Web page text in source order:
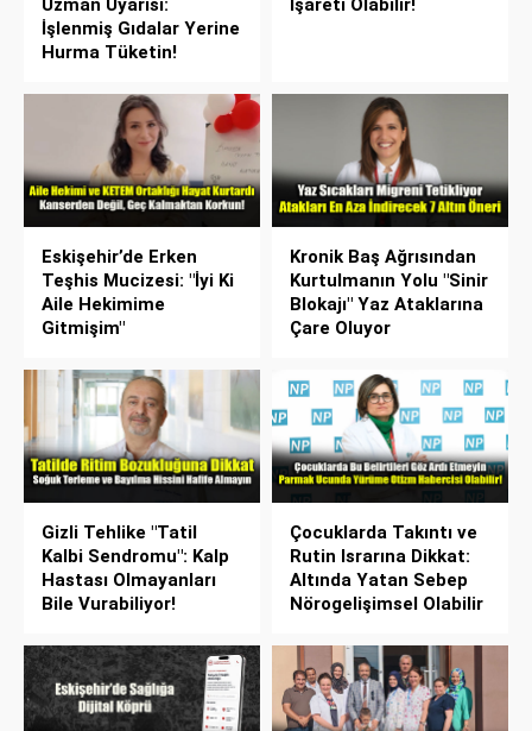
Uzman Uyarısı:
İşlenmiş Gıdalar Yerine
Hurma Tüketin!
İşareti Olabilir!
Eskişehir’de Erken
Teşhis Mucizesi: "İyi Ki
Aile Hekimime
Gitmişim"
Kronik Baş Ağrısından
Kurtulmanın Yolu "Sinir
Blokajı" Yaz Ataklarına
Çare Oluyor
Gizli Tehlike "Tatil
Kalbi Sendromu": Kalp
Hastası Olmayanları
Bile Vurabiliyor!
Çocuklarda Takıntı ve
Rutin Israrına Dikkat:
Altında Yatan Sebep
Nörogelişimsel Olabilir